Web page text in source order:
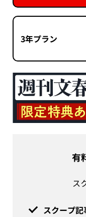
3年プラン
有
ス
スクープ